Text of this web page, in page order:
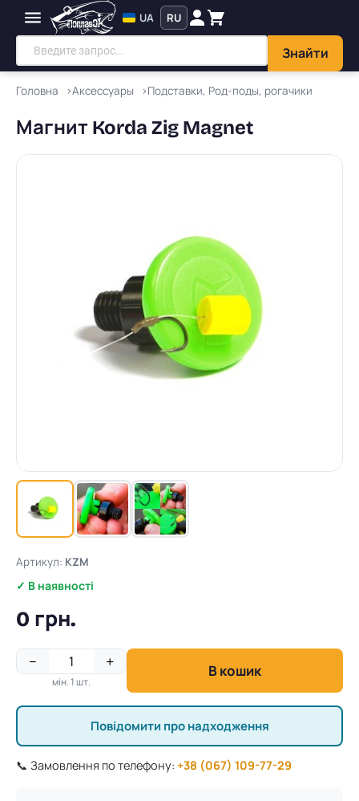
Знайти
UA RU
Головна Аксессуары Подставки, Род-поды, рогачики
Магнит Korda Zig Magnet
Артикул: KZM
✓ В наявності
0 грн.
− +
мін. 1 шт.
В кошик
Повідомити про надходження
📞 Замовлення по телефону: +38 (067) 109-77-29